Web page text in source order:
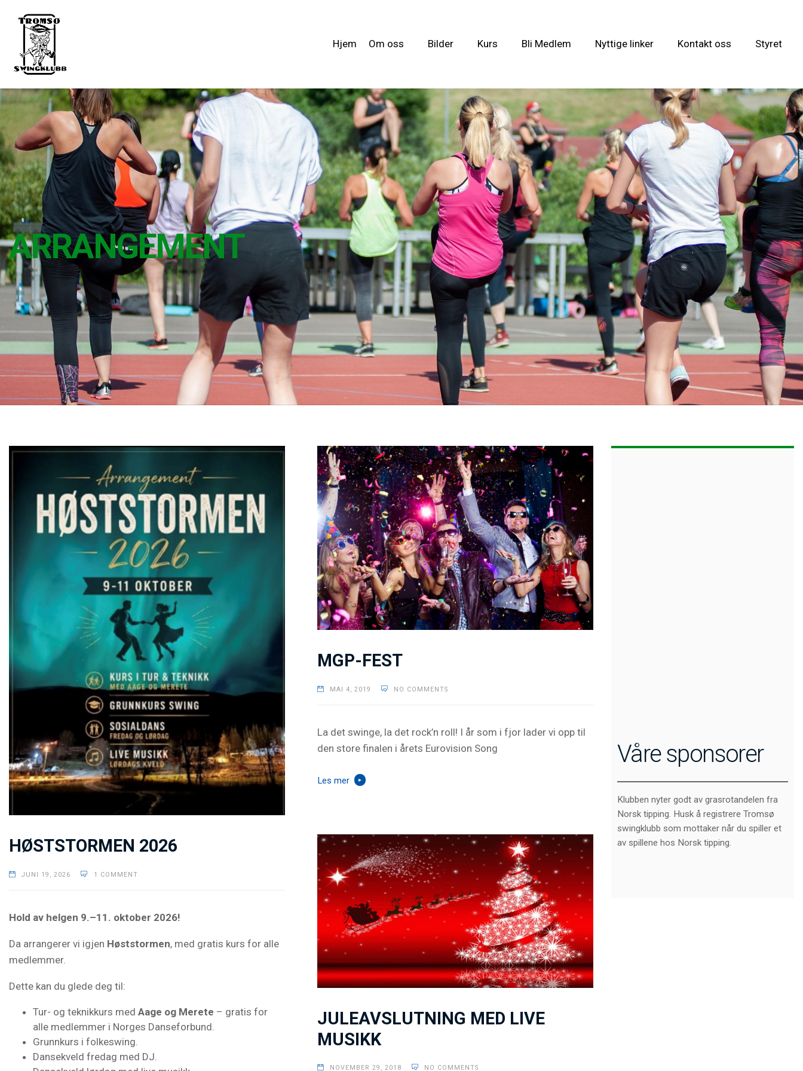
Hjem Om oss Bilder Kurs Bli Medlem Nyttige linker Kontakt oss Styret
ARRANGEMENT
HØSTSTORMEN 2026
JUNI 19, 2026 1 COMMENT
Hold av helgen 9.–11. oktober 2026!
Da arrangerer vi igjen Høststormen, med gratis kurs for alle
medlemmer.
Dette kan du glede deg til:
Tur- og teknikkurs med Aage og Merete – gratis for
alle medlemmer i Norges Danseforbund.
Grunnkurs i folkeswing.
Dansekveld fredag med DJ.
MGP-FEST
MAI 4, 2019 NO COMMENTS
La det swinge, la det rock’n roll! I år som i fjor lader vi opp til
den store finalen i årets Eurovision Song
Les mer
JULEAVSLUTNING MED LIVE
MUSIKK
NOVEMBER 29, 2018 NO COMMENTS
Våre sponsorer
Klubben nyter godt av grasrotandelen fra
Norsk tipping. Husk å registrere Tromsø
swingklubb som mottaker når du spiller et
av spillene hos Norsk tipping.